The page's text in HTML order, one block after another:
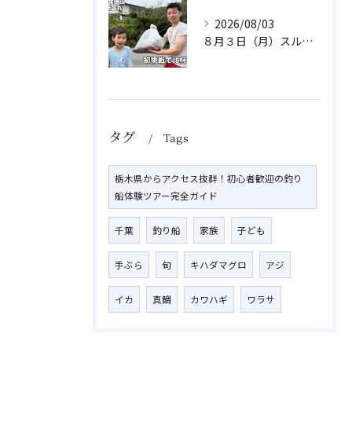
2026/08/03
８月３日（月）スルメイカ
タグ Tags
栃木県からアクセス抜群！初心者歓迎の釣り
船体験ツアー完全ガイド
千葉 釣り船 家族 子ども
手ぶら 旬 キハダマグロ アジ
イカ 真鯛 カワハギ ワラサ